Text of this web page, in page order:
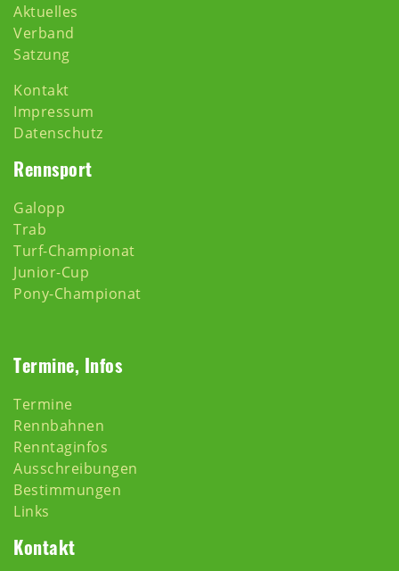
Aktuelles
Verband
Satzung
Kontakt
Impressum
Datenschutz
Rennsport
Galopp
Trab
Turf-Championat
Junior-Cup
Pony-Championat
Termine, Infos
Termine
Rennbahnen
Renntaginfos
Ausschreibungen
Bestimmungen
Links
Kontakt